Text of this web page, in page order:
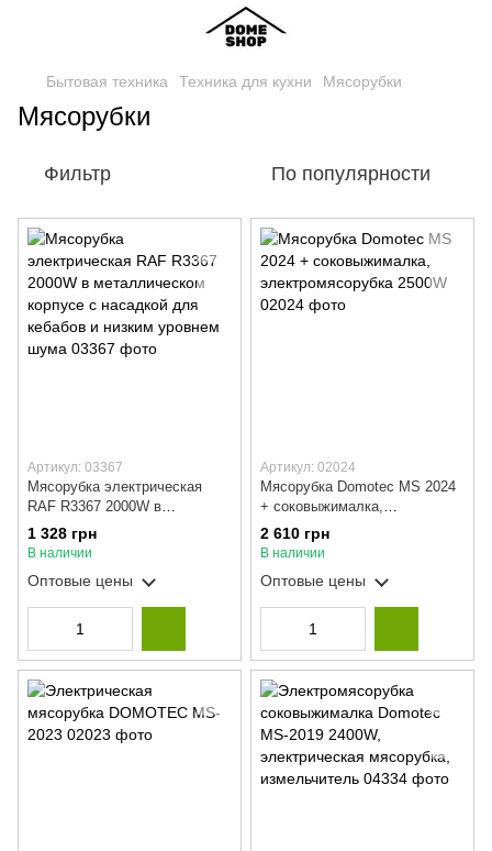
Бытовая техника Техника для кухни Мясорубки
Мясорубки
Фильтр По популярности
Артикул: 03367
Мясорубка электрическая
RAF R3367 2000W в
металлическом корпусе с
насадкой для кебабов и
1 328 грн
В наличии
Оптовые цены
Артикул: 02024
Мясорубка Domotec MS 2024
+ соковыжималка,
электромясорубка 2500W
2 610 грн
В наличии
Оптовые цены